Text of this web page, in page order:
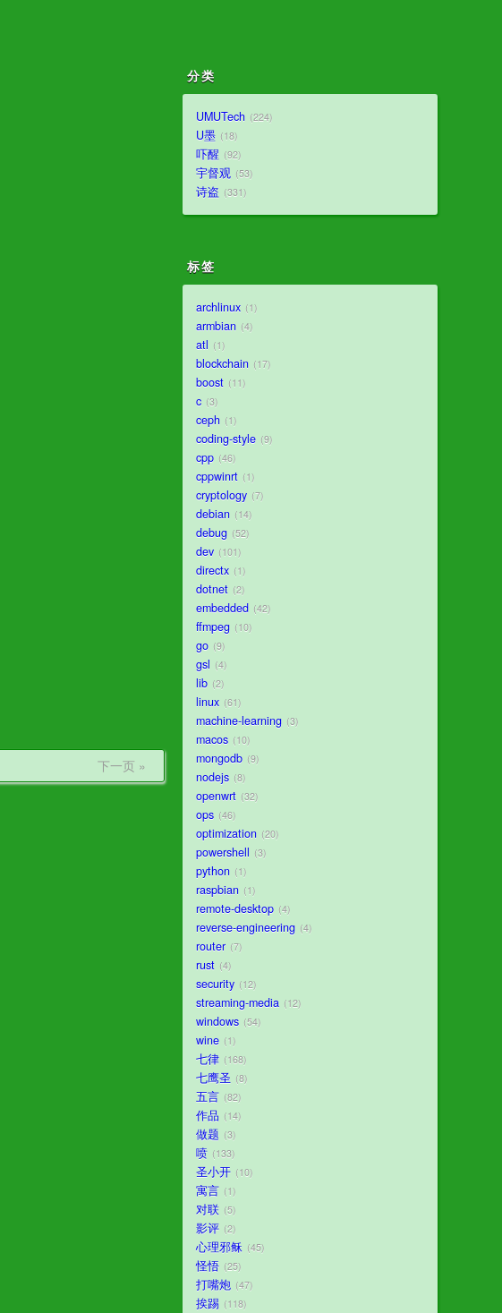
下一页 »
分类
UMUTech 224
U墨 18
吓醒 92
宇督观 53
诗盗 331
标签
archlinux 1
armbian 4
atl 1
blockchain 17
boost 11
c 3
ceph 1
coding-style 9
cpp 46
cppwinrt 1
cryptology 7
debian 14
debug 52
dev 101
directx 1
dotnet 2
embedded 42
ffmpeg 10
go 9
gsl 4
lib 2
linux 61
machine-learning 3
macos 10
mongodb 9
nodejs 8
openwrt 32
ops 46
optimization 20
powershell 3
python 1
raspbian 1
remote-desktop 4
reverse-engineering 4
router 7
rust 4
security 12
streaming-media 12
windows 54
wine 1
七律 168
七鹰圣 8
五言 82
作品 14
做题 3
喷 133
圣小开 10
寓言 1
对联 5
影评 2
心理邪稣 45
怪悟 25
打嘴炮 47
挨踢 118